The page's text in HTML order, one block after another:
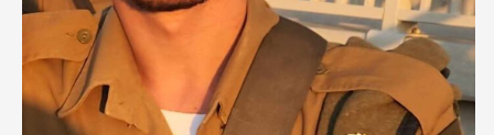
מסע מלחמה
השבוע